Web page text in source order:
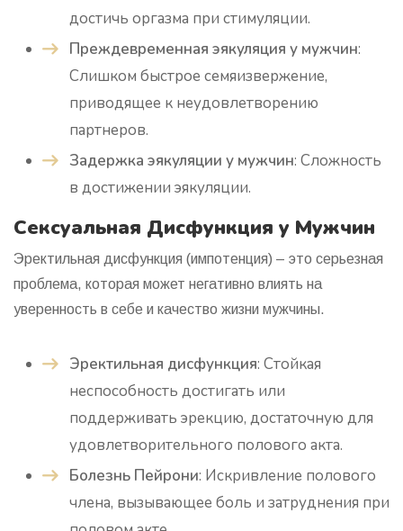
достичь оргазма при стимуляции.
Преждевременная эякуляция у мужчин:
Слишком быстрое семяизвержение,
приводящее к неудовлетворению
партнеров.
Задержка эякуляции у мужчин: Сложность
в достижении эякуляции.
Сексуальная Дисфункция у Мужчин
Эректильная дисфункция (импотенция) – это серьезная
проблема, которая может негативно влиять на
уверенность в себе и качество жизни мужчины.
Эректильная дисфункция: Стойкая
неспособность достигать или
поддерживать эрекцию, достаточную для
удовлетворительного полового акта.
Болезнь Пейрони: Искривление полового
члена, вызывающее боль и затруднения при